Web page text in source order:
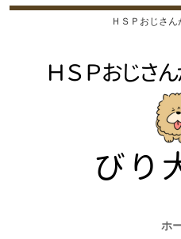
ＨＳＰおじさ
ホ